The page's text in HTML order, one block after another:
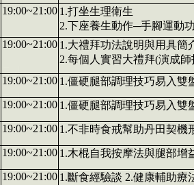
19:00~21:00 1.打坐生理衛生
2.下座養生動作─手腳運動
19:00~21:00 1.大禮拜功法說明與用具簡
2.每個人實習大禮拜(演成師
19:00~21:00 1.僵硬腿部調理技巧易入雙
19:00~21:00 1.僵硬腿部調理技巧易入雙
19:00~21:00 1.不非時食戒幫助丹田契機
19:00~21:00 1.木棍自我按摩法與腿部增
19:00~21:00 1.斷食經驗談 2.健康輔助療